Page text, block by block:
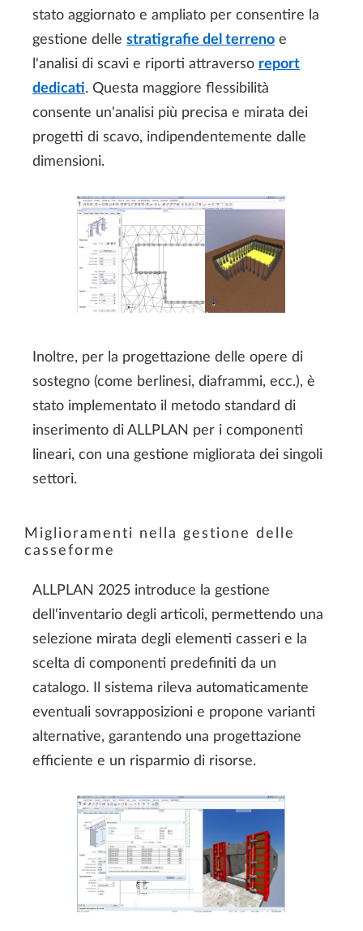
stato aggiornato e ampliato per consentire la
gestione delle stratigrafie del terreno e
l'analisi di scavi e riporti attraverso report
dedicati. Questa maggiore flessibilità
consente un'analisi più precisa e mirata dei
progetti di scavo, indipendentemente dalle
dimensioni.
Inoltre, per la progettazione delle opere di
sostegno (come berlinesi, diaframmi, ecc.), è
stato implementato il metodo standard di
inserimento di ALLPLAN per i componenti
lineari, con una gestione migliorata dei singoli
settori.
Miglioramenti nella gestione delle
casseforme
ALLPLAN 2025 introduce la gestione
dell'inventario degli articoli, permettendo una
selezione mirata degli elementi casseri e la
scelta di componenti predefiniti da un
catalogo. Il sistema rileva automaticamente
eventuali sovrapposizioni e propone varianti
alternative, garantendo una progettazione
efficiente e un risparmio di risorse.